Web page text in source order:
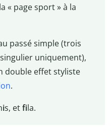
« page sport » à la
passé simple (trois
uniquement),
double effet styliste
.
is, etfila.